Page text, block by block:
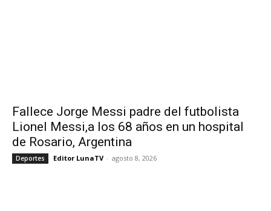
Fallece Jorge Messi padre del futbolista
Lionel Messi,a los 68 años en un hospital
de Rosario, Argentina
Deportes Editor LunaTV - agosto 8, 2026